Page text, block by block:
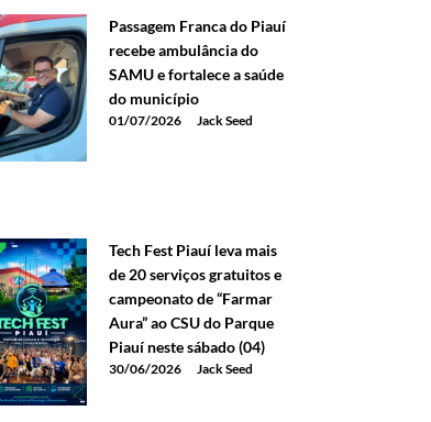
Passagem Franca do Piauí
recebe ambulância do
SAMU e fortalece a saúde
do município
01/07/2026 Jack Seed
Tech Fest Piauí leva mais
de 20 serviços gratuitos e
campeonato de “Farmar
Aura” ao CSU do Parque
Piauí neste sábado (04)
30/06/2026 Jack Seed